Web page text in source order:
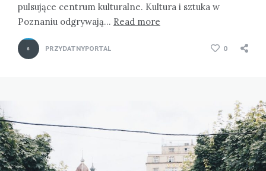
pulsujące centrum kulturalne. Kultura i sztuka w
Poznaniu odgrywają… Read more
PRZYDATNYPORTAL 0